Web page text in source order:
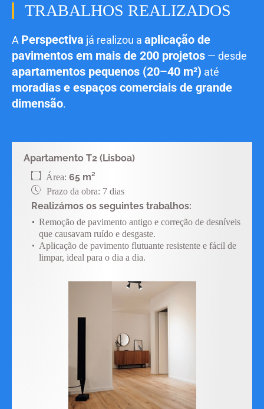
TRABALHOS REALIZADOS
A Perspectiva já realizou a aplicação de
pavimentos em mais de 200 projetos — desde
apartamentos pequenos (20–40 m²) até
moradias e espaços comerciais de grande
dimensão.
Apartamento T2 (Lisboa)
Área: 65 m²
Prazo da obra: 7 dias
Realizámos os seguintes trabalhos:
Remoção de pavimento antigo e correção de desníveis
que causavam ruído e desgaste.
Aplicação de pavimento flutuante resistente e fácil de
limpar, ideal para o dia a dia.